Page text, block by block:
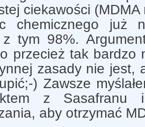
ciekawości
chemicznego już
z tym 98%.
przecież tak bardzo
zasady nie jest,
) Zawsze
z Sasafranu
aby otrzymać